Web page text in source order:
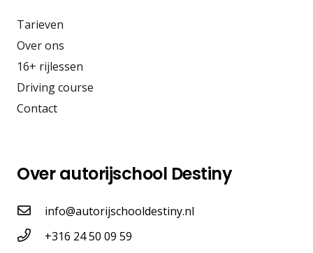
Tarieven
Over ons
16+ rijlessen
Driving course
Contact
Over autorijschool Destiny
info@autorijschooldestiny.nl
+316 24 50 09 59